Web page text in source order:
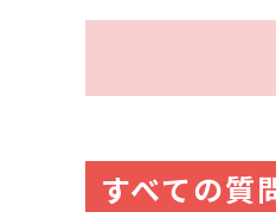
すべての質